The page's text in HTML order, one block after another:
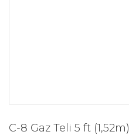
C-8 Gaz Teli 5 ft (1,52m)